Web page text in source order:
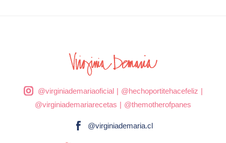
@virginiademariaoficial| @hechoportitehacefeliz |
@virginiademariarecetas | @themotherofpanes
@virginiademaria.cl